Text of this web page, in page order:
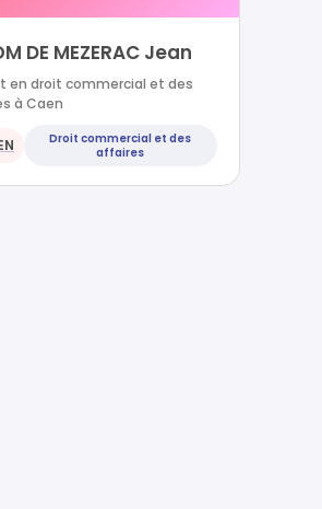
DE MEZERAC Jean
en droit commercial et des
à Caen
Droit commercial et des
affaires